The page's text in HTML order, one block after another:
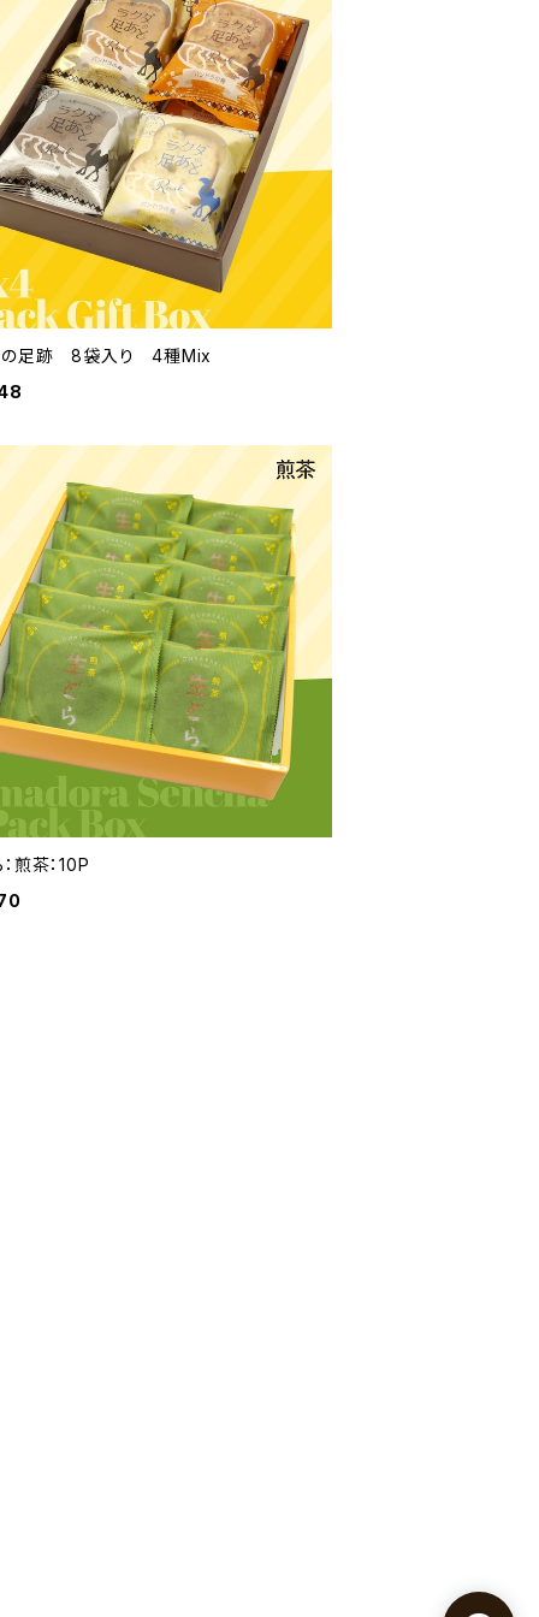
の足跡 8袋入り 4種Mix
煎茶：10P